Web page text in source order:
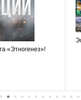
«Этногенез»!